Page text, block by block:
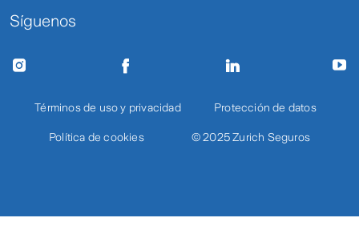
Síguenos
Términos de uso y privacidad Protección de datos
Política de cookies © 2025 Zurich Seguros